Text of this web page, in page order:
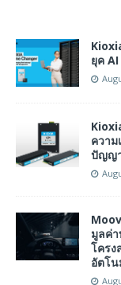
ยุค
ความ
ปัญญ
มูลค่
โครง
อัตโ